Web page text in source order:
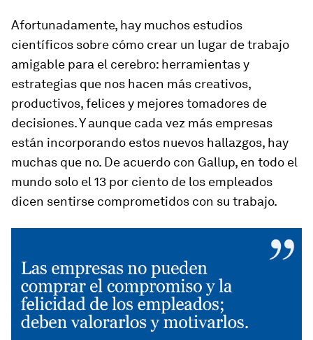
Afortunadamente, hay muchos estudios
científicos sobre cómo crear un lugar de trabajo
amigable para el cerebro: herramientas y
estrategias que nos hacen más creativos,
productivos, felices y mejores tomadores de
decisiones. Y aunque cada vez más empresas
están incorporando estos nuevos hallazgos, hay
muchas que no. De acuerdo con Gallup, en todo el
mundo solo el 13 por ciento de los empleados
dicen sentirse comprometidos con su trabajo.